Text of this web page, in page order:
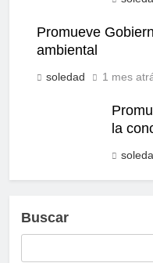
Promueve
ambiental
soledad 1 mes
la
Buscar